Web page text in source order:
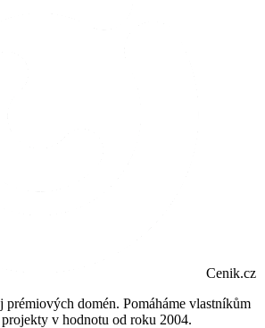
Cenik.cz
prémiových domén. Pomáháme vlastníkům
v hodnotu od roku 2004.